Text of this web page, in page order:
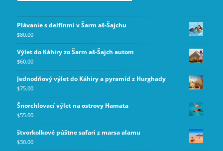
Plávanie s delfínmi v Šarm aš-Šajchu
$80.00
Výlet do Káhiry zo Šarm aš-Šajch autom
$60.00
Jednodňový výlet do Káhiry a pyramíd z Hurghady
$75.00
Šnorchlovací výlet na ostrovy Hamata
$55.00
štvorkolkové púštne safari z marsa alamu
$30.00